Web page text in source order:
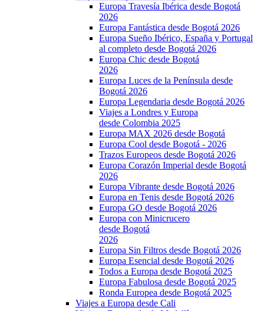
Europa Travesía Ibérica desde Bogotá
2026
Europa Fantástica desde Bogotá 2026
Europa Sueño Ibérico, España y Portugal
al completo desde Bogotá 2026
Europa Chic desde Bogotá
2026
Europa Luces de la Península desde
Bogotá 2026
Europa Legendaria desde Bogotá 2026
Viajes a Londres y Europa
desde Colombia 2025
Europa MAX 2026 desde Bogotá
Europa Cool desde Bogotá - 2026
Trazos Europeos desde Bogotá 2026
Europa Corazón Imperial desde Bogotá
2026
Europa Vibrante desde Bogotá 2026
Europa en Tenis desde Bogotá 2026
Europa GO desde Bogotá 2026
Europa con Minicrucero
desde Bogotá
2026
Europa Sin Filtros desde Bogotá 2026
Europa Esencial desde Bogotá 2026
Todos a Europa desde Bogotá 2025
Europa Fabulosa desde Bogotá 2025
Ronda Europea desde Bogotá 2025
Viajes a Europa desde Cali